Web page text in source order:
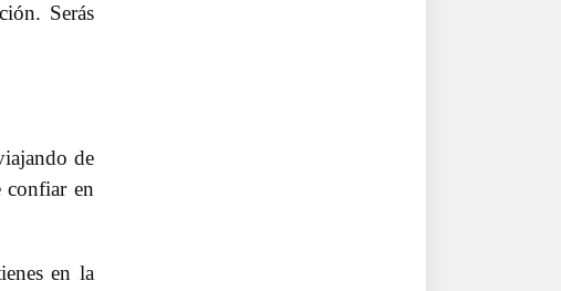
Serás
de
confiar en
en la